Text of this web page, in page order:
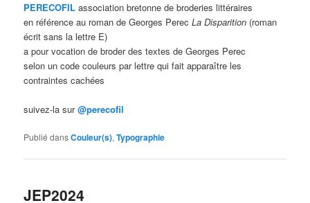
PERECOFIL association bretonne de broderies littéraires
en référence au roman de Georges PerecLa Disparition (roman
écrit sans la lettre E)
a pour vocation de broder des textes de Georges Perec
selon un code couleurs par lettre qui fait apparaître les
contraintes cachées
suivez-la sur@perecofil
Publié dansCouleur(s),Typographie
JEP2024